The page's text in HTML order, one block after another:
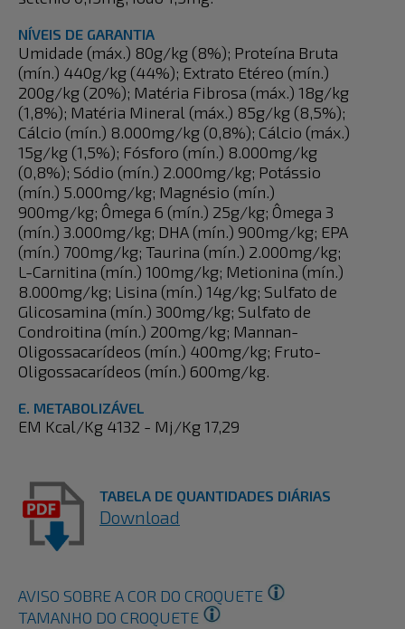
NÍVEIS DE GARANTIA
Umidade (máx.) 80g/kg (8%); Proteína Bruta
(mín.) 440g/kg (44%); Extrato Etéreo (mín.)
200g/kg (20%); Matéria Fibrosa (máx.) 18g/kg
(1,8%); Matéria Mineral (máx.) 85g/kg (8,5%);
Cálcio (mín.) 8.000mg/kg (0,8%); Cálcio (máx.)
15g/kg (1,5%); Fósforo (mín.) 8.000mg/kg
(0,8%); Sódio (mín.) 2.000mg/kg; Potássio
(mín.) 5.000mg/kg; Magnésio (mín.)
900mg/kg; Ômega 6 (mín.) 25g/kg; Ômega 3
(mín.) 3.000mg/kg; DHA (mín.) 900mg/kg; EPA
(mín.) 700mg/kg; Taurina (mín.) 2.000mg/kg;
L-Carnitina (mín.) 100mg/kg; Metionina (mín.)
8.000mg/kg; Lisina (mín.) 14g/kg; Sulfato de
Glicosamina (mín.) 300mg/kg; Sulfato de
Condroitina (mín.) 200mg/kg; Mannan-
Oligossacarídeos (mín.) 400mg/kg; Fruto-
Oligossacarídeos (mín.) 600mg/kg.
E. METABOLIZÁVEL
EM Kcal/Kg 4132 - Mj/Kg 17,29
TABELA DE QUANTIDADES DIÁRIAS
Download
AVISO SOBRE A COR DO CROQUETE
TAMANHO DO CROQUETE